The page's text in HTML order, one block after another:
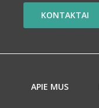
KONTAKTAI
APIE MUS